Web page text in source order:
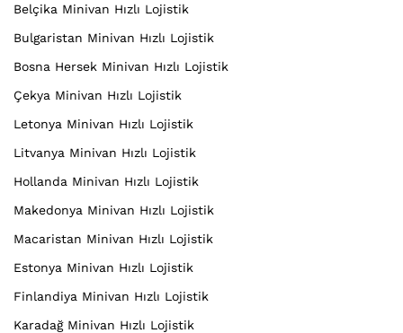
Belçika Minivan Hızlı Lojistik
Bulgaristan Minivan Hızlı Lojistik
Bosna Hersek Minivan Hızlı Lojistik
Çekya Minivan Hızlı Lojistik
Letonya Minivan Hızlı Lojistik
Litvanya Minivan Hızlı Lojistik
Hollanda Minivan Hızlı Lojistik
Makedonya Minivan Hızlı Lojistik
Macaristan Minivan Hızlı Lojistik
Estonya Minivan Hızlı Lojistik
Finlandiya Minivan Hızlı Lojistik
Karadağ Minivan Hızlı Lojistik